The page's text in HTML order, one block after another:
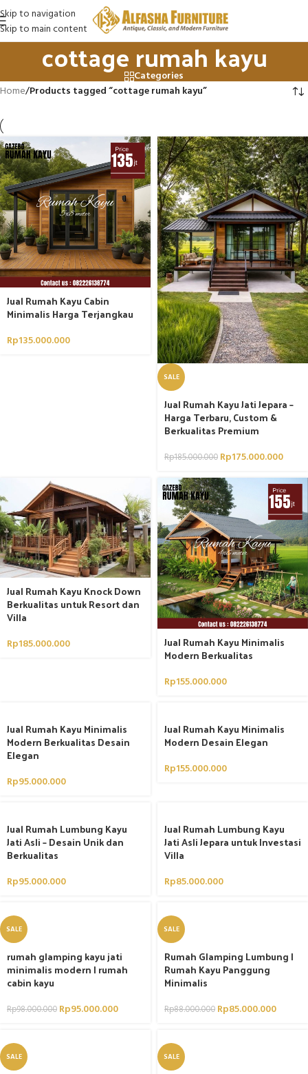
Skip to navigation
Skip to main content
cottage rumah kayu
Categories
Home/Products tagged “cottage rumah kayu”
Jual Rumah Kayu Cabin
Minimalis Harga Terjangkau
Rp135.000.000
SALE
Jual Rumah Kayu Jati Jepara –
Harga Terbaru, Custom &
Berkualitas Premium
Rp185.000.000 Rp175.000.000
Jual Rumah Kayu Knock Down
Berkualitas untuk Resort dan
Villa
Rp185.000.000 Jual Rumah Kayu Minimalis
Modern Berkualitas
Rp155.000.000
Jual Rumah Kayu Minimalis
Modern Berkualitas Desain
Elegan
Rp95.000.000
Jual Rumah Kayu Minimalis
Modern Desain Elegan
Rp155.000.000
Jual Rumah Lumbung Kayu
Jati Asli – Desain Unik dan
Berkualitas
Rp95.000.000
Jual Rumah Lumbung Kayu
Jati Asli Jepara untuk Investasi
Villa
Rp85.000.000
SALE
rumah glamping kayu jati
minimalis modern | rumah
cabin kayu
Rp98.000.000 Rp95.000.000
SALE
Rumah Glamping Lumbung |
Rumah Kayu Panggung
Minimalis
Rp88.000.000 Rp85.000.000
SALE SALE